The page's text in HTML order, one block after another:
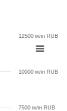
7500 млн RUB
10000 млн RUB
12500 млн RUB